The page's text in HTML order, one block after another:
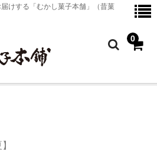
けする「むかし菓子本舗」（昔菓
0